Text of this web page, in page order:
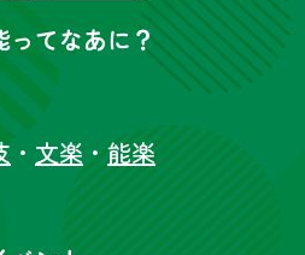
ってなあに？
文楽
能楽